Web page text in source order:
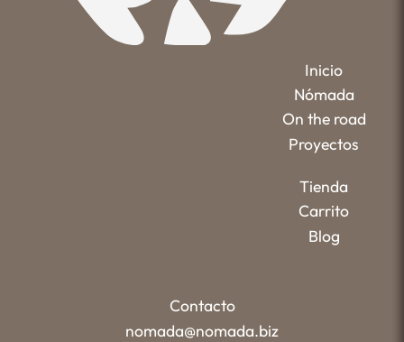
Inicio
Nómada
On the road
Proyectos
Tienda
Carrito
Blog
Contacto
nomada@nomada.biz